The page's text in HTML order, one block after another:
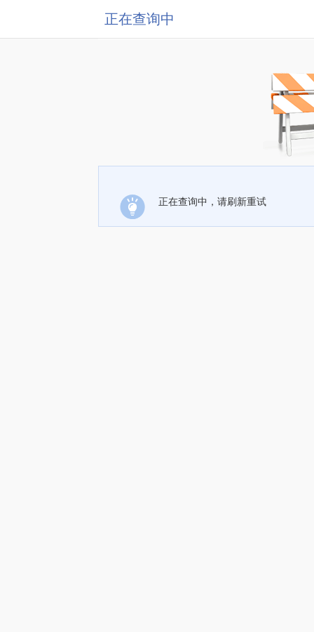
正在查询中
正在查询中，请刷新重试